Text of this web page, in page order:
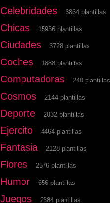
Celebridades 6864 plantillas
Chicas 15936 plantillas
Ciudades 3728 plantillas
Coches 1888 plantillas
Computadoras 240 plantillas
Cosmos 2144 plantillas
Deporte 2032 plantillas
Ejercito 4464 plantillas
Fantasia 2128 plantillas
Flores 2576 plantillas
Humor 656 plantillas
Juegos 2384 plantillas